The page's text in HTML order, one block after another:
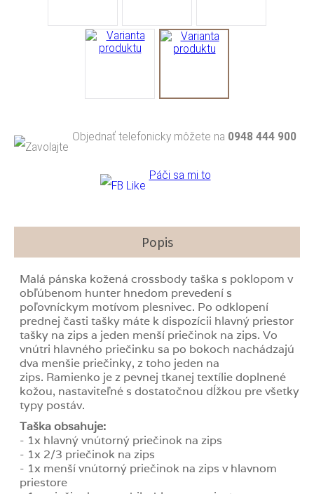
Objednať telefonicky môžete na 0948 444 900
Páči sa mi to
Popis
Malá pánska kožená crossbody taška s poklopom v
obľúbenom hunter hnedom prevedení s
poľovníckym motívom plesnivec. Po odklopení
prednej časti tašky máte k dispozícii hlavný priestor
tašky na zips a jeden menší priečinok na zips. Vo
vnútri hlavného priečinku sa po bokoch nachádzajú
dva menšie priečinky, z toho jeden na
zips. Ramienko je z pevnej tkanej textílie doplnené
kožou, nastaviteľné s dostatočnou dĺžkou pre všetky
typy postáv.
Taška obsahuje:
- 1x hlavný vnútorný priečinok na zips
- 1x 2/3 priečinok na zips
- 1x menší vnútorný priečinok na zips v hlavnom
priestore